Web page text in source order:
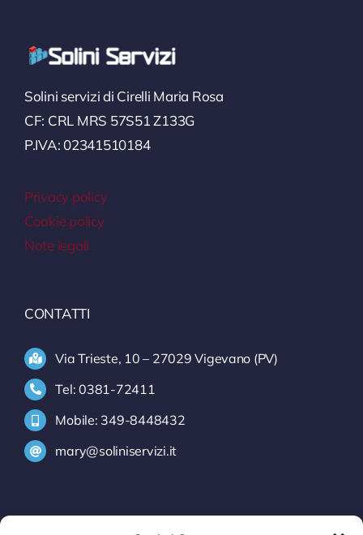
Solini servizi di Cirelli Maria Rosa
CF: CRL MRS 57S51 Z133G
P.IVA: 02341510184
Privacy policy
Cookie policy
Note legali
CONTATTI
Via Trieste, 10 – 27029 Vigevano (PV)
Tel: 0381-72411
Mobile: 349-8448432
mary@soliniservizi.it